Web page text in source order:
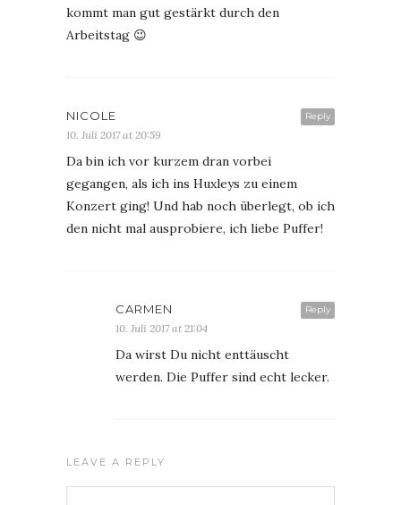
kommt man gut gestärkt durch den
Arbeitstag 😉
Reply
NICOLE
10. Juli 2017 at 20:59
Da bin ich vor kurzem dran vorbei
gegangen, als ich ins Huxleys zu einem
Konzert ging! Und hab noch überlegt, ob ich
den nicht mal ausprobiere, ich liebe Puffer!
Reply
CARMEN
10. Juli 2017 at 21:04
Da wirst Du nicht enttäuscht
werden. Die Puffer sind echt lecker.
LEAVE A REPLY